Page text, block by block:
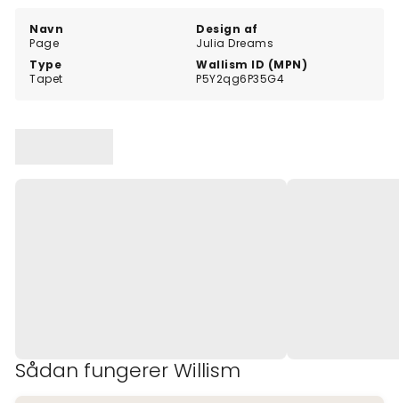
Navn
Page
Design af
Julia Dreams
Type
Tapet
Wallism ID (MPN)
P5Y2qg6P35G4
Sådan fungerer Willism